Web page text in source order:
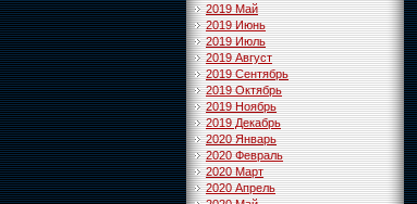
2019 Май
2019 Июнь
2019 Июль
2019 Август
2019 Сентябрь
2019 Октябрь
2019 Ноябрь
2019 Декабрь
2020 Январь
2020 Февраль
2020 Март
2020 Апрель